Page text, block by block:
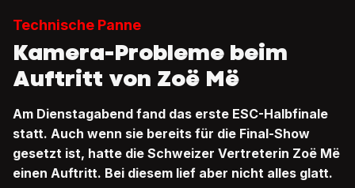
Technische Panne
Kamera-Probleme beim
Auftritt von Zoë Më
Am Dienstagabend fand das erste ESC-Halbfinale
statt. Auch wenn sie bereits für die Final-Show
gesetzt ist, hatte die Schweizer Vertreterin Zoë Më
einen Auftritt. Bei diesem lief aber nicht alles glatt.